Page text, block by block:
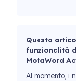
Questo
funzionalità
MotaWord
Al momento, i